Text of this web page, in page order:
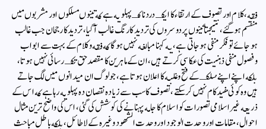
فقه، كلام اور تصوف كے ارتقاء كا ايكـ دردناكـ پہلو يه ہے كه تينوں مسلكوں اور مشربوں ميں
منقسم ہوگئے، نتيجتاً تينوں پر دوسروں كى ترديد كا رنگ غالب آگيا، ترديد كا رجحان جب غالب
ہو جائے تو فكر منفى ہو جاتى ہے، يه كہنا مبالغه نہيں ہوگا كه فقه وكلام كے بہت سے ابواب
وفصول منفى ذہنيت كى عكاسى كرتے ہيں، ان كے ماہرين كا مقصد حق تكـ رسائى نہيں ہوتا،
بلكه اپنے اپنے مسلكـ كے فتح وغلبه كا اعلان ہوتا ہے، جو لوگ ان ميدانوں ميں لگ جاتے
ہيں وه كوئى مفيد كام نہيں كرسكتے، تصوف كا سب سے زياده نقصان ده پہلو يه رہا ہے كه اس كے
ذريعه غير اسلامى تصورات كو اسلام كا جامه پہنانے كى كوشش كى گئى، اس كى واضح ترين مثال
احوال، مقامات اور وحدت الوجود اور وحدت الشهود وغيره كے لا طائل، بلكه باطل مباحث